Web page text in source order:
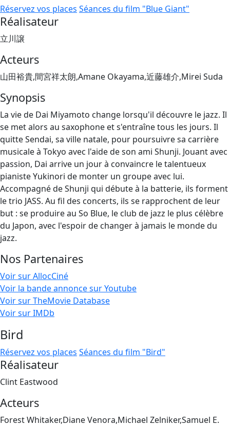
Réservez vos places Séances du film "Blue Giant"
Réalisateur
立川譲
Acteurs
山田裕貴,間宮祥太朗,Amane Okayama,近藤雄介,Mirei Suda
Synopsis
La vie de Dai Miyamoto change lorsqu'il découvre le jazz. Il
se met alors au saxophone et s'entraîne tous les jours. Il
quitte Sendai, sa ville natale, pour poursuivre sa carrière
musicale à Tokyo avec l'aide de son ami Shunji. Jouant avec
passion, Dai arrive un jour à convaincre le talentueux
pianiste Yukinori de monter un groupe avec lui.
Accompagné de Shunji qui débute à la batterie, ils forment
le trio JASS. Au fil des concerts, ils se rapprochent de leur
but : se produire au So Blue, le club de jazz le plus célèbre
du Japon, avec l'espoir de changer à jamais le monde du
jazz.
Nos Partenaires
Voir sur AllocCiné
Voir la bande annonce sur Youtube
Voir sur TheMovie Database
Voir sur IMDb
Bird
Réservez vos places Séances du film "Bird"
Réalisateur
Clint Eastwood
Acteurs
Forest Whitaker,Diane Venora,Michael Zelniker,Samuel E.